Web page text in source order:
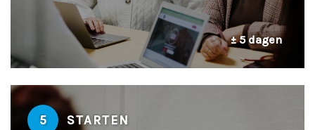
± 5 dagen
5 STARTEN